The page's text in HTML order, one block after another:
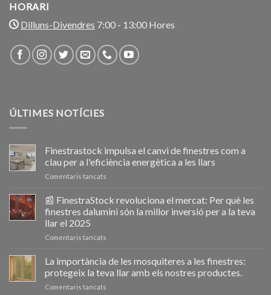
HORARI
Dilluns-Divendres 7:00 - 13:00 Hores
ÚLTIMES NOTÍCIES
Finestrastock impulsa el canvi de finestres com a
clau per a l'eficiència energètica a les llars
Comentaris tancats
impulsa
el
cambio
clave
para
la
📰 FinestraStock revoluciona el mercat: Per què les
finestres dalumini són la millor inversió per a la teva
llar el 2025
Comentaris tancats
VentanaStock
revoluciona
el
La importància de les mosquiteres a les finestres:
protegeix la teva llar amb els nostres productes.
Comentaris tancats